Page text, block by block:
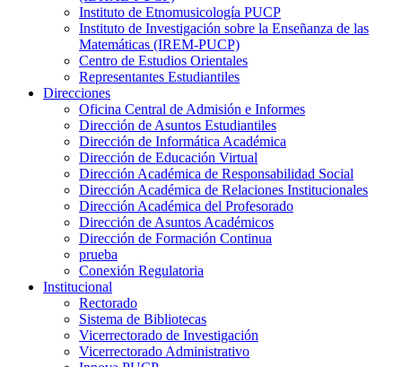
Instituto de Etnomusicología PUCP
Instituto de Investigación sobre la Enseñanza de las
Matemáticas (IREM-PUCP)
Centro de Estudios Orientales
Representantes Estudiantiles
Direcciones
Oficina Central de Admisión e Informes
Dirección de Asuntos Estudiantiles
Dirección de Informática Académica
Dirección de Educación Virtual
Dirección Académica de Responsabilidad Social
Dirección Académica de Relaciones Institucionales
Dirección Académica del Profesorado
Dirección de Asuntos Académicos
Dirección de Formación Continua
prueba
Conexión Regulatoria
Institucional
Rectorado
Sistema de Bibliotecas
Vicerrectorado de Investigación
Vicerrectorado Administrativo